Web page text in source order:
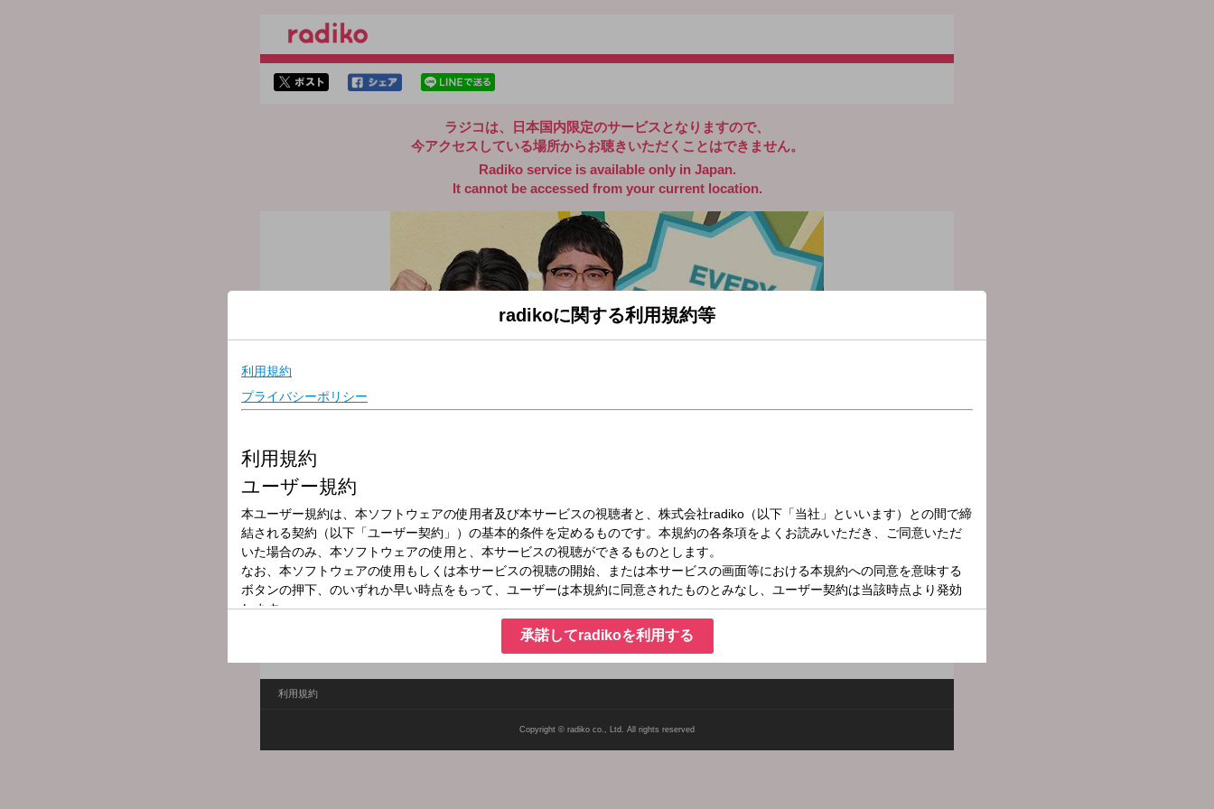
ラジコは、日本国内限定のサービスとなりますので、
今アクセスしている場所からお聴きいただくことはできません。
Radiko service is available only in Japan.
It cannot be accessed from your current location.
放送局
放送時間
2026年5月28日（木）27:00～28:30
番組名
マヂカルラブリーのオールナイトニッポン0(ZERO)
2020年の賞レースを最もざわつかせたお笑いコンビ・マヂカルラブリーが、木曜のオールナイトニッポン0を担当！ “あれはラジオじゃな
い”って言われないように精いっぱい喋ってます。是非お聴きください！
利用規約
Copyright © radiko co., Ltd. All rights reserved
radikoに関する利用規約等
承諾してradikoを利用する